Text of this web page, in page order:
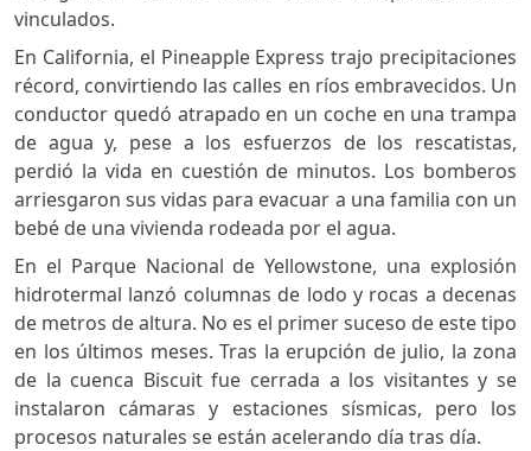
vinculados.
En California, el Pineapple Express trajo precipitaciones
récord, convirtiendo las calles en ríos embravecidos. Un
conductor quedó atrapado en un coche en una trampa
de agua y, pese a los esfuerzos de los rescatistas,
perdió la vida en cuestión de minutos. Los bomberos
arriesgaron sus vidas para evacuar a una familia con un
bebé de una vivienda rodeada por el agua.
En el Parque Nacional de Yellowstone, una explosión
hidrotermal lanzó columnas de lodo y rocas a decenas
de metros de altura. No es el primer suceso de este tipo
en los últimos meses. Tras la erupción de julio, la zona
de la cuenca Biscuit fue cerrada a los visitantes y se
instalaron cámaras y estaciones sísmicas, pero los
procesos naturales se están acelerando día tras día.